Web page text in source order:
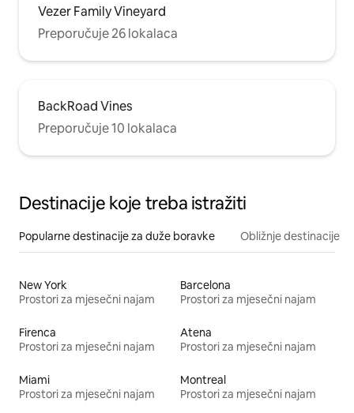
Vezer Family Vineyard
Preporučuje 26 lokalaca
BackRoad Vines
Preporučuje 10 lokalaca
Destinacije koje treba istražiti
Popularne destinacije za duže boravke Obližnje destinacije
New York
Prostori za mjesečni najam
Barcelona
Prostori za mjesečni najam
Firenca
Prostori za mjesečni najam
Atena
Prostori za mjesečni najam
Miami
Prostori za mjesečni najam
Montreal
Prostori za mjesečni najam